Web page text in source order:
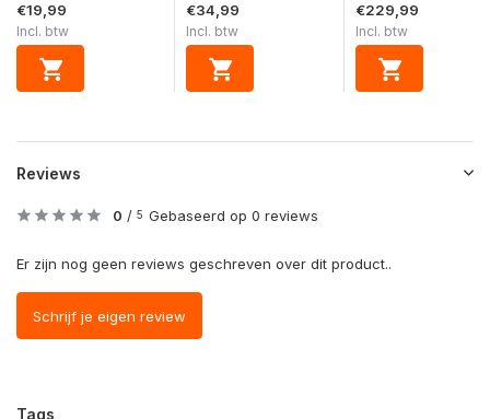
€19,99
Incl. btw
€34,99
Incl. btw
€229,99
Incl. btw
Reviews
0 / 5 Gebaseerd op 0 reviews
Er zijn nog geen reviews geschreven over dit product..
Schrijf je eigen review
Tags